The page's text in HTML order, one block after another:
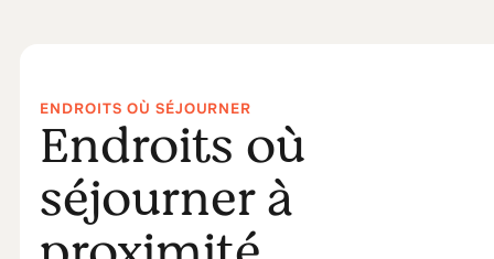
ENDROITS OÙ SÉJOURNER
Endroits où
séjourner à